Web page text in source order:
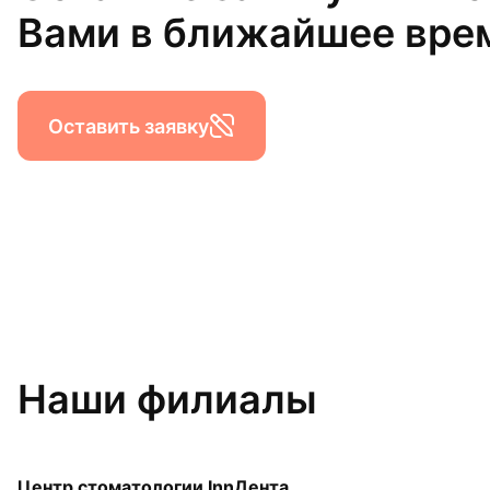
Вами в ближайшее
Оставить заявку
Наши филиалы